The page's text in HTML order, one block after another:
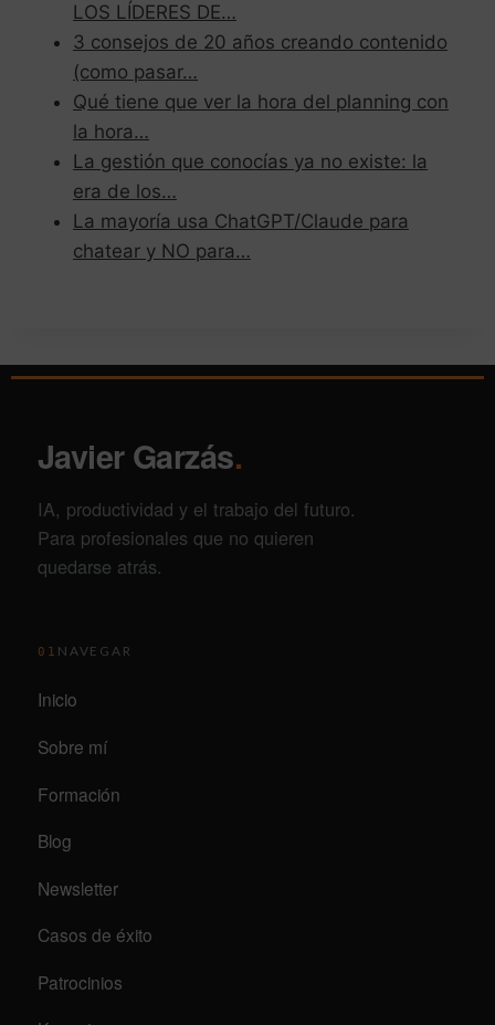
LOS LÍDERES DE…
3 consejos de 20 años creando contenido
(como pasar…
Qué tiene que ver la hora del planning con
la hora…
La gestión que conocías ya no existe: la
era de los…
La mayoría usa ChatGPT/Claude para
chatear y NO para…
Javier Garzás.
IA, productividad y el trabajo del futuro.
Para profesionales que no quieren
quedarse atrás.
01 NAVEGAR
Inicio
Sobre mí
Formación
Blog
Newsletter
Casos de éxito
Patrocinios